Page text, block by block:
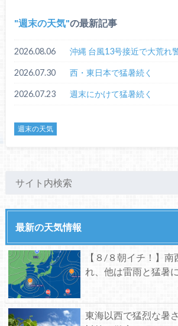
週末の天気 の最新記事
2026.08.06 沖縄 台風13号接近で大荒れ
2026.07.30 西・東日本で猛暑続く
2026.07.23 週末にかけて猛暑続く
週末の天気
最新の天気情報
【８/８朝イチ！】
れ、他は雷雨と猛暑
東海以西で猛烈な暑